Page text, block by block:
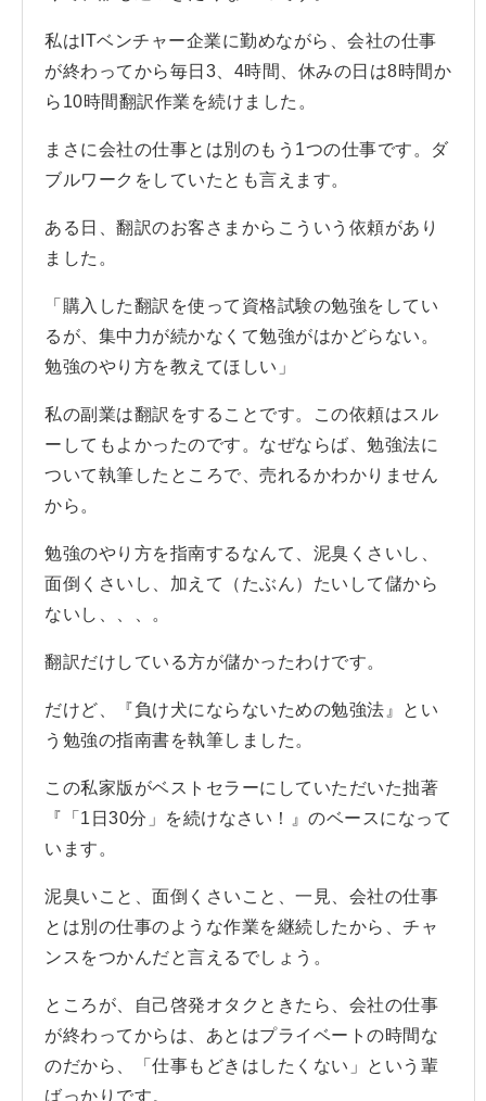
私はITベンチャー企業に勤めながら、会社の仕事
が終わってから毎日3、4時間、休みの日は8時間か
ら10時間翻訳作業を続けました。
まさに会社の仕事とは別のもう1つの仕事です。ダ
ブルワークをしていたとも言えます。
ある日、翻訳のお客さまからこういう依頼があり
ました。
「購入した翻訳を使って資格試験の勉強をしてい
るが、集中力が続かなくて勉強がはかどらない。
勉強のやり方を教えてほしい」
私の副業は翻訳をすることです。この依頼はスル
ーしてもよかったのです。なぜならば、勉強法に
ついて執筆したところで、売れるかわかりません
から。
勉強のやり方を指南するなんて、泥臭くさいし、
面倒くさいし、加えて（たぶん）たいして儲から
ないし、、、。
翻訳だけしている方が儲かったわけです。
だけど、『負け犬にならないための勉強法』とい
う勉強の指南書を執筆しました。
この私家版がベストセラーにしていただいた拙著
『「1日30分」を続けなさい！』のベースになって
います。
泥臭いこと、面倒くさいこと、一見、会社の仕事
とは別の仕事のような作業を継続したから、チャ
ンスをつかんだと言えるでしょう。
ところが、自己啓発オタクときたら、会社の仕事
が終わってからは、あとはプライベートの時間な
のだから、「仕事もどきはしたくない」という輩
ばっかりです。